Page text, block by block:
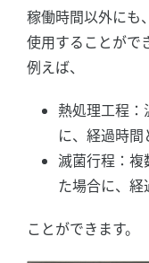
稼働時間以外にも
使用することがで
例えば、
熱処理工程
に、経過時
滅菌行程：複
た場合に、経
ことができます。